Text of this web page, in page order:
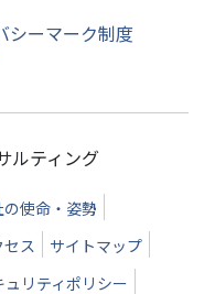
ール
fit
ー
シーマーク制度
ルティング
の使命・姿勢
セス
サイトマップ
ュリティポリシー